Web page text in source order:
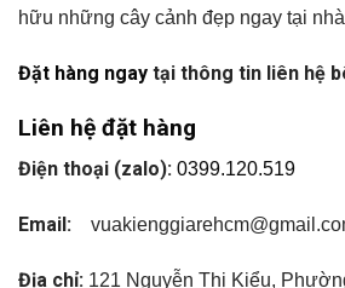
hữu những cây cảnh đẹp ngay tại
Đặt hàng ngay tại thông tin liên hệ
Liên hệ đặt hàng
Điện thoại (zalo): 0399.120.519
Email:
Địa chỉ: 121 Nguyễn Thị Kiểu,